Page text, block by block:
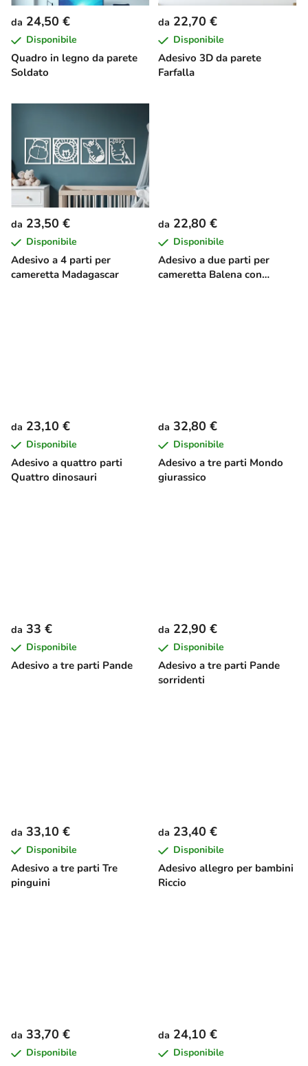
d
e
p
o
t
t
Quadro in legno da parete
Soldato
da 24,50 €
Disponibile
Adesivo 3D da parete
Farfalla
da 22,70 €
Disponibile
Adesivo a 4 parti per
cameretta Madagascar
da 23,50 €
Disponibile
Adesivo a due parti per
cameretta Balena con
da 22,80 €
Disponibile
Adesivo a quattro parti
Quattro dinosauri
da 23,10 €
Disponibile
Adesivo a tre parti Mondo
giurassico
da 32,80 €
Disponibile
Adesivo a tre parti Pande
da 33 €
Disponibile
Adesivo a tre parti Pande
sorridenti
da 22,90 €
Disponibile
Adesivo a tre parti Tre
pinguini
da 33,10 €
Disponibile
Adesivo allegro per bambini
Riccio
da 23,40 €
Disponibile
da 33,70 €
Disponibile
da 24,10 €
Disponibile